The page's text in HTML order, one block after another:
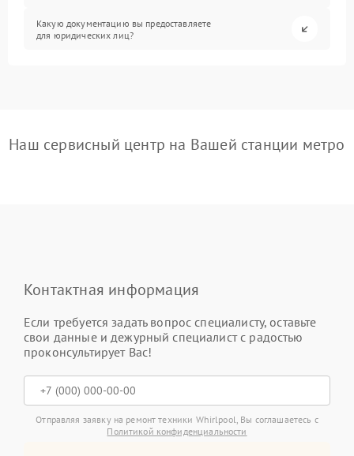
Какую документацию вы предоставляете
для юридических лиц?
Наш сервисный центр на Вашей станции метро
Контактная информация
Если требуется задать вопрос специалисту, оставьте
свои данные и дежурный специалист с радостью
проконсультирует Вас!
Отправляя заявку на ремонт техники Whirlpool, Вы соглашаетесь с
Политикой конфиденциальности